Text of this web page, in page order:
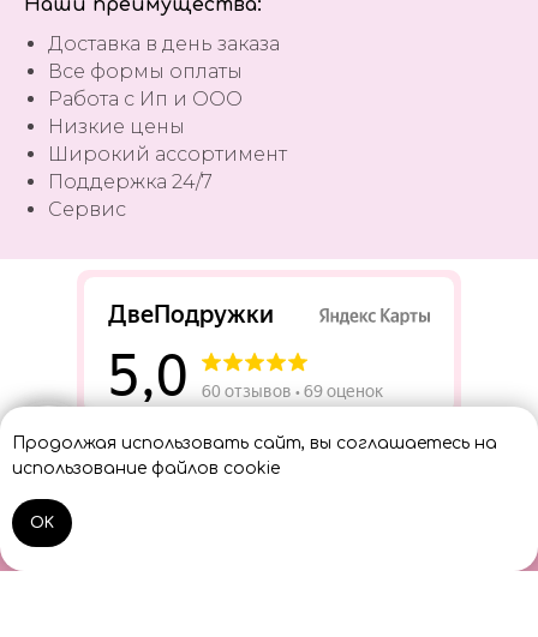
Home
Доставка в день заказа
Все формы оплаты
Работа с Ип и ООО
Низкие цены
Широкий ассортимент
Поддержка 24/7
Сервис
Продолжая использовать сайт, вы соглашаетесь на
использование файлов cookie
OK
Разработать сайт
Консультант